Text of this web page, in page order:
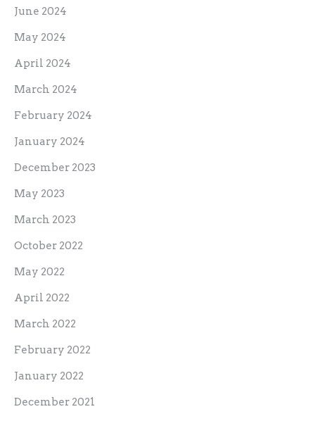
June 2024
May 2024
April 2024
March 2024
February 2024
January 2024
December 2023
May 2023
March 2023
October 2022
May 2022
April 2022
March 2022
February 2022
January 2022
December 2021